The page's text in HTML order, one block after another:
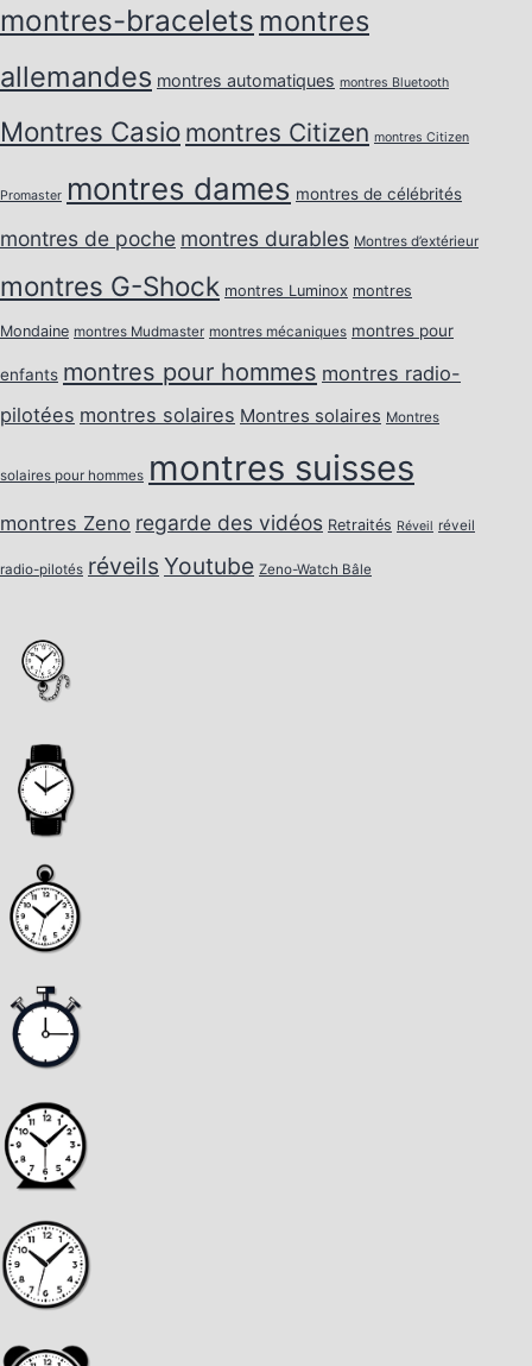
montres-bracelets montres
allemandes montres automatiques montres Bluetooth
Montres Casio montres Citizen montres Citizen
Promaster montres dames montres de célébrités
montres de poche montres durables Montres d’extérieur
montres G-Shock montres Luminox montres
Mondaine montres Mudmaster montres mécaniques montres pour
enfants montres pour hommes montres radio-
pilotées montres solaires Montres solaires Montres
solaires pour hommes montres suisses
montres Zeno regarde des vidéos Retraités Réveil réveil
radio-pilotés réveils Youtube Zeno-Watch Bâle